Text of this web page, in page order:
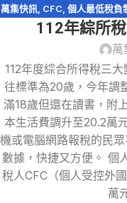
5 月
萬集快訊, CFC 個人最低稅負
稅務法規 ,綜所稅免稅額,
112年綜所
萬
112年度綜合所得稅三
往標準為20歲，今年調
滿18歲但還在讀書，附
本生活費調升至20.2萬
機或電腦網路報稅的民
數據，快捷又方便。 個
稅人CFC（個人受控外
萬